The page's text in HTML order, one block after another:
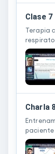
Clase 7
Terapia
Charla